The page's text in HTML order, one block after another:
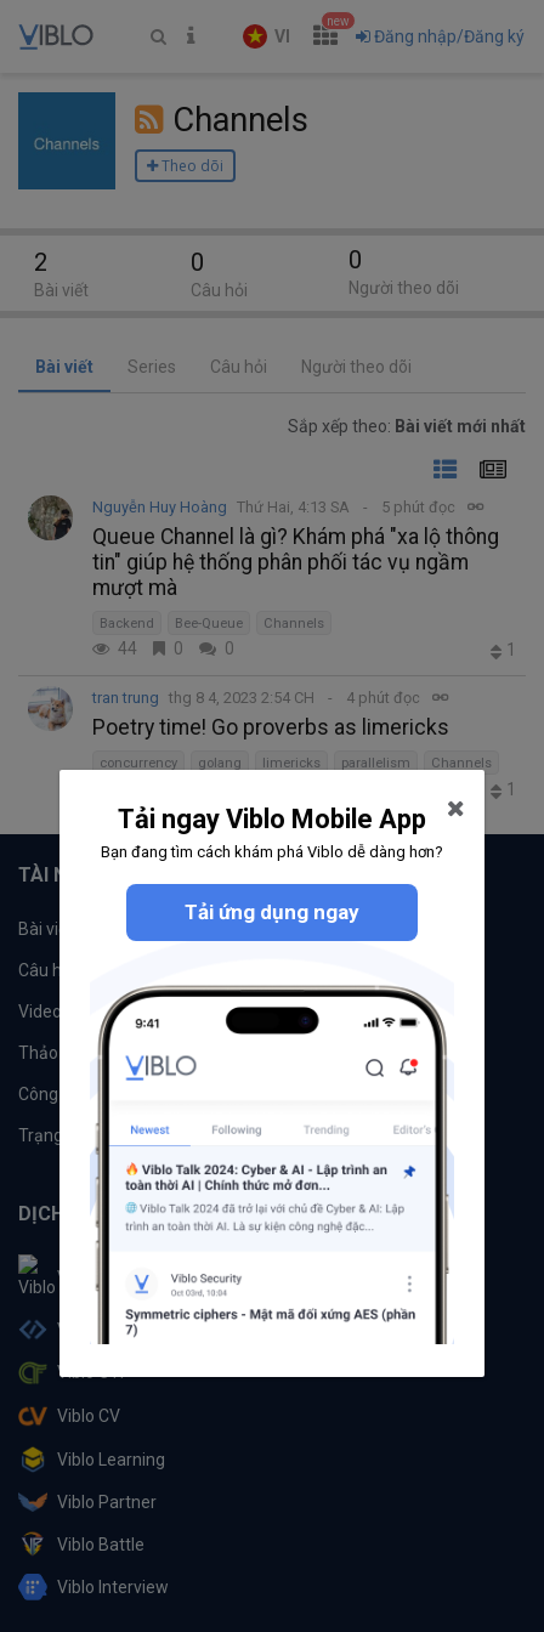
VI
new
Đăng nhập/Đăng ký
Channels
Theo dõi
Bài viết Series Câu hỏi Người theo dõi
Sắp xếp theo: Bài viết mới nhất
Nguyễn Huy Hoàng Thứ Hai, 4:13 SA 5 phút đọc
Queue Channel là gì? Khám phá "xa lộ thông
tin" giúp hệ thống phân phối tác vụ ngầm
mượt mà
Backend Bee-Queue Channels
44 0 0 1
tran trung thg 8 4, 2023 2:54 CH 4 phút đọc
Poetry time! Go proverbs as limericks
concurrency golang limericks parallelism Channels
1
2
Bài viết
0
Câu hỏi
0
Người theo dõi
TÀI NGUYÊN
Bài viết Tổ chức
Câu hỏi
Videos Tác giả
Thảo luận
Công cụ
Trạng thái hệ thống
DỊCH VỤ
Viblo
Viblo Code
Viblo CTF
Viblo CV
Viblo Learning
Viblo Partner
Viblo Battle
Viblo Interview
Tải ngay Viblo Mobile App
Bạn đang tìm cách khám phá Viblo dễ dàng hơn?
Tải ứng dụng ngay